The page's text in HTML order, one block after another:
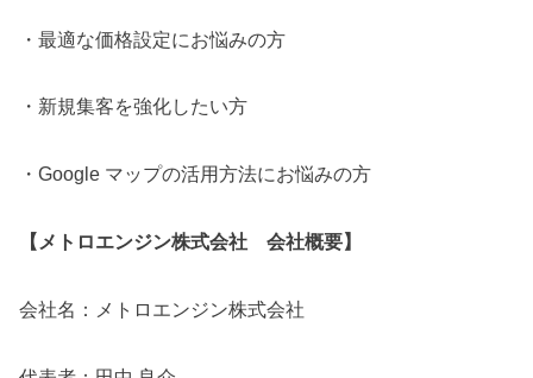
・最適な価格設定にお悩みの方
・新規集客を強化したい方
・Google マップの活用方法にお悩みの方
【メトロエンジン株式会社 会社概要】
会社名：メトロエンジン株式会社